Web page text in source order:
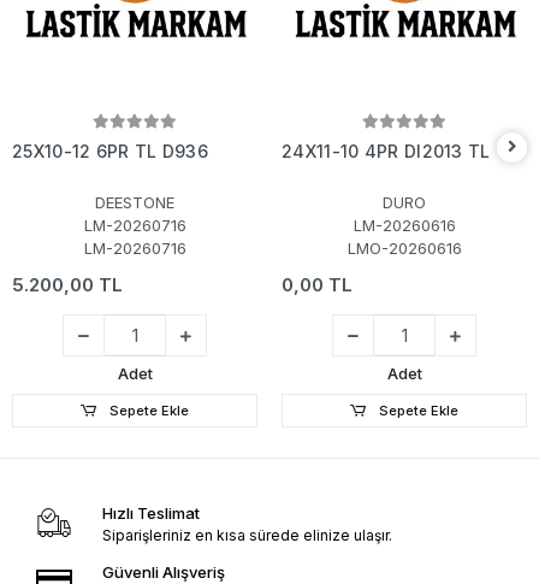
25X10-12 6PR TL D936
DEESTONE
LM-20260716
LM-20260716
5.200,00 TL
Adet
Sepete Ekle
24X11-10 4PR DI2013 TL
DURO
LM-20260616
LMO-20260616
0,00 TL
Adet
Sepete Ekle
Hızlı Teslimat
Siparişleriniz en kısa sürede elinize ulaşır.
Güvenli Alışveriş